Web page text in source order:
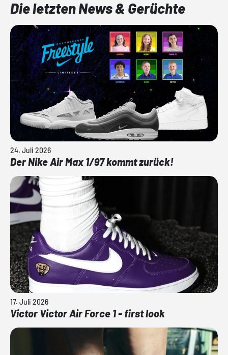
Die letzten News & Gerüchte
24. Juli 2026
Der Nike Air Max 1/97 kommt zurück!
17. Juli 2026
Victor Victor Air Force 1 - first look